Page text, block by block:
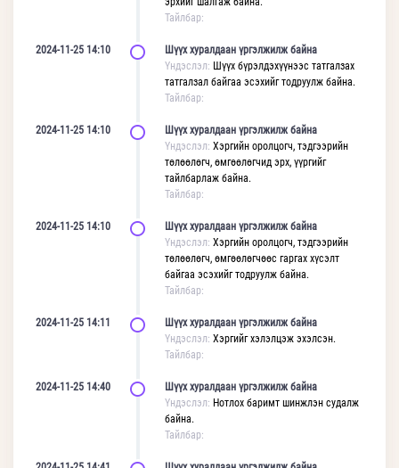
Тайлбар:
2024-11-25 14:10
Шүүх хуралдаан үргэлжилж байна
Үндэслэл: Шүүх бүрэлдэхүүнээс татгалзах
татгалзал байгаа эсэхийг тодруулж байна.
Тайлбар:
2024-11-25 14:10
Шүүх хуралдаан үргэлжилж байна
Үндэслэл: Хэргийн оролцогч, тэдгээрийн
төлөөлөгч, өмгөөлөгчид эрх, үүргийг
тайлбарлаж байна.
Тайлбар:
2024-11-25 14:10
Шүүх хуралдаан үргэлжилж байна
Үндэслэл: Хэргийн оролцогч, тэдгээрийн
төлөөлөгч, өмгөөлөгчөөс гаргах хүсэлт
байгаа эсэхийг тодруулж байна.
Тайлбар:
2024-11-25 14:11
Шүүх хуралдаан үргэлжилж байна
Үндэслэл: Хэргийг хэлэлцэж эхэлсэн.
Тайлбар:
2024-11-25 14:40
Шүүх хуралдаан үргэлжилж байна
Үндэслэл: Нотлох баримт шинжлэн судалж
байна.
Тайлбар: